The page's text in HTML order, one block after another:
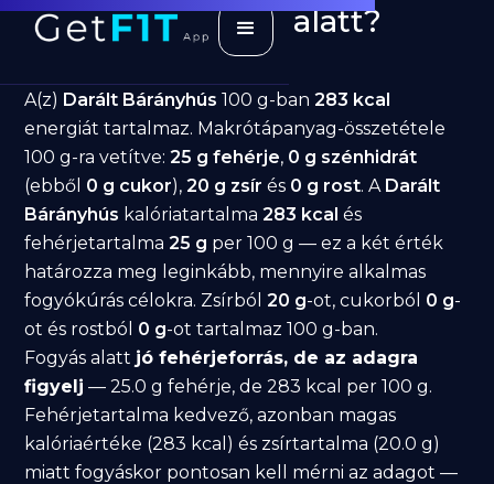
jó választás diéta alatt?
A(z) Darált Bárányhús 100 g-ban283 kcal
energiát tartalmaz. Makrótápanyag-összetétele
100 g-ra vetítve:25 g fehérje, 0 g szénhidrát
(ebből 0 g cukor),20 g zsír és 0 g rost. A Darált
Bárányhús kalóriatartalma283 kcal és
fehérjetartalma25 g per 100 g — ez a két érték
határozza meg leginkább, mennyire alkalmas
fogyókúrás célokra. Zsírból20 g-ot, cukorból 0 g-
ot és rostból 0 g-ot tartalmaz 100 g-ban.
Fogyás alatt jó fehérjeforrás, de az adagra
figyelj — 25.0 g fehérje, de 283 kcal per 100 g.
Fehérjetartalma kedvező, azonban magas
kalóriaértéke (283 kcal) és zsírtartalma (20.0 g)
miatt fogyáskor pontosan kell mérni az adagot —